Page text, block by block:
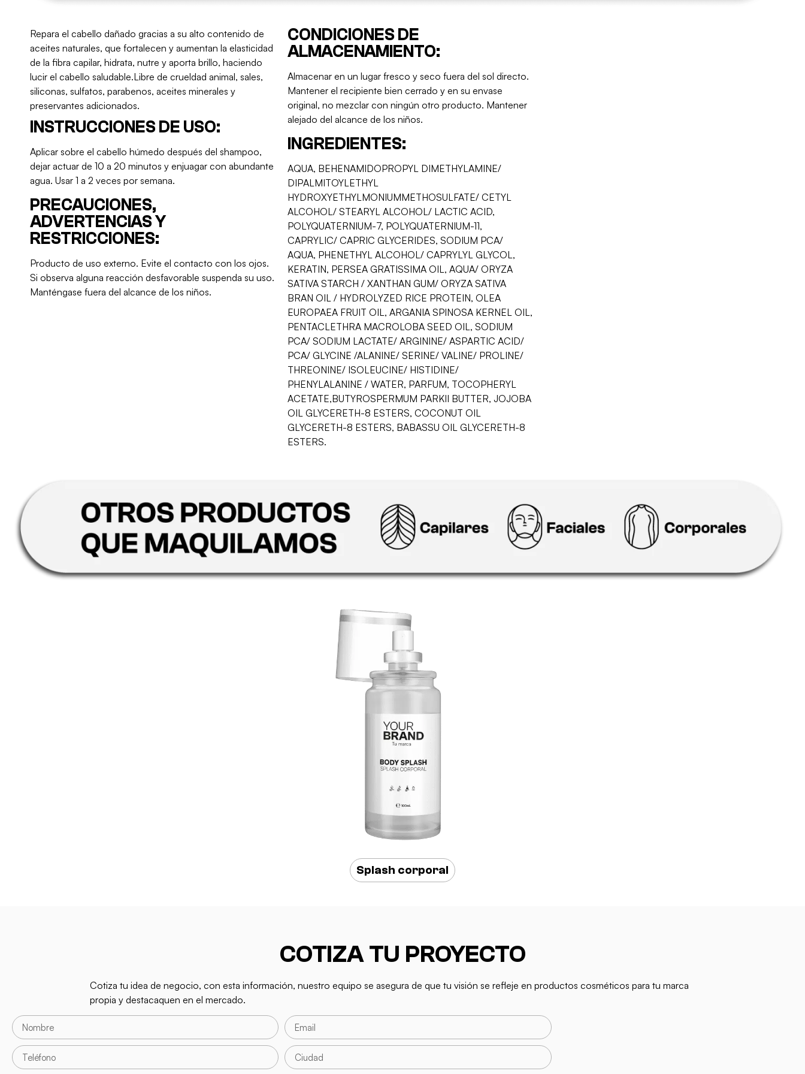
Repara el cabello dañado gracias a su alto contenido de
aceites naturales, que fortalecen y aumentan la elasticidad
de la fibra capilar, hidrata, nutre y aporta brillo, haciendo
lucir el cabello saludable.Libre de crueldad animal, sales,
siliconas, sulfatos, parabenos, aceites minerales y
preservantes adicionados.
INSTRUCCIONES DE USO:
Aplicar sobre el cabello húmedo después del shampoo,
dejar actuar de 10 a 20 minutos y enjuagar con abundante
agua. Usar 1 a 2 veces por semana.
PRECAUCIONES,
ADVERTENCIAS Y
RESTRICCIONES:
Producto de uso externo. Evite el contacto con los ojos.
Si observa alguna reacción desfavorable suspenda su uso.
Manténgase fuera del alcance de los niños.
CONDICIONES DE
ALMACENAMIENTO:
Almacenar en un lugar fresco y seco fuera del sol directo.
Mantener el recipiente bien cerrado y en su envase
original, no mezclar con ningún otro producto. Mantener
alejado del alcance de los niños.
INGREDIENTES:
AQUA, BEHENAMIDOPROPYL DIMETHYLAMINE/
DIPALMITOYLETHYL
HYDROXYETHYLMONIUMMETHOSULFATE/ CETYL
ALCOHOL/ STEARYL ALCOHOL/ LACTIC ACID,
POLYQUATERNIUM-7, POLYQUATERNIUM-11,
CAPRYLIC/ CAPRIC GLYCERIDES, SODIUM PCA/
AQUA, PHENETHYL ALCOHOL/ CAPRYLYL GLYCOL,
KERATIN, PERSEA GRATISSIMA OIL, AQUA/ ORYZA
SATIVA STARCH / XANTHAN GUM/ ORYZA SATIVA
BRAN OIL / HYDROLYZED RICE PROTEIN, OLEA
EUROPAEA FRUIT OIL, ARGANIA SPINOSA KERNEL OIL,
PENTACLETHRA MACROLOBA SEED OIL, SODIUM
PCA/ SODIUM LACTATE/ ARGININE/ ASPARTIC ACID/
PCA/ GLYCINE /ALANINE/ SERINE/ VALINE/ PROLINE/
THREONINE/ ISOLEUCINE/ HISTIDINE/
PHENYLALANINE / WATER, PARFUM, TOCOPHERYL
ACETATE,BUTYROSPERMUM PARKII BUTTER, JOJOBA
OIL GLYCERETH-8 ESTERS, COCONUT OIL
GLYCERETH-8 ESTERS, BABASSU OIL GLYCERETH-8
ESTERS.
Splash corporal
COTIZA TU PROYECTO
Cotiza tu idea de negocio, con esta información, nuestro equipo se asegura de que tu visión se refleje en productos cosméticos para tu marca
propia y destacaquen en el mercado.